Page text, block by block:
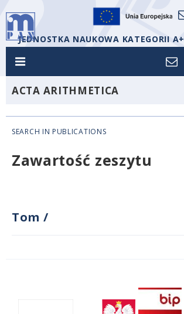
JEDNOSTKA NAUKOWA KATEGORII A+
ACTA ARITHMETICA
SEARCH IN PUBLICATIONS
Zawartość zeszytu
Tom /